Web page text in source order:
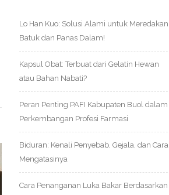
Lo Han Kuo: Solusi Alami untuk Meredakan
Batuk dan Panas Dalam!
Kapsul Obat: Terbuat dari Gelatin Hewan
atau Bahan Nabati?
Peran Penting PAFI Kabupaten Buol dalam
Perkembangan Profesi Farmasi
Biduran: Kenali Penyebab, Gejala, dan Cara
Mengatasinya
Cara Penanganan Luka Bakar Berdasarkan